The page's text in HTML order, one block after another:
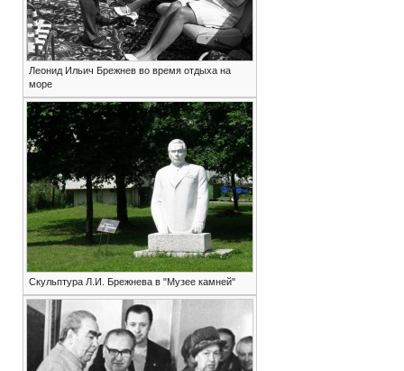
Леонид Ильич Брежнев во время отдыха на
море
Скульптура Л.И. Брежнева в "Музее камней"